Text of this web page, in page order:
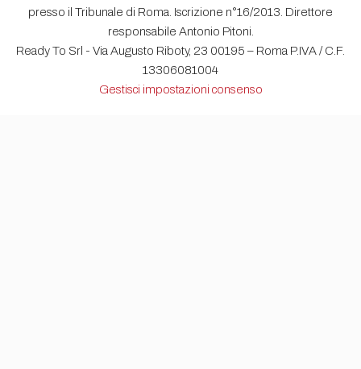
presso il Tribunale di Roma. Iscrizione n°16/2013. Direttore
responsabile Antonio Pitoni.
Ready To Srl - Via Augusto Riboty, 23 00195 – Roma P.IVA / C.F.
13306081004
Gestisci impostazioni consenso